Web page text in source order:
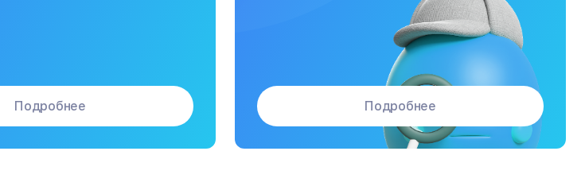
Подробнее Подробнее